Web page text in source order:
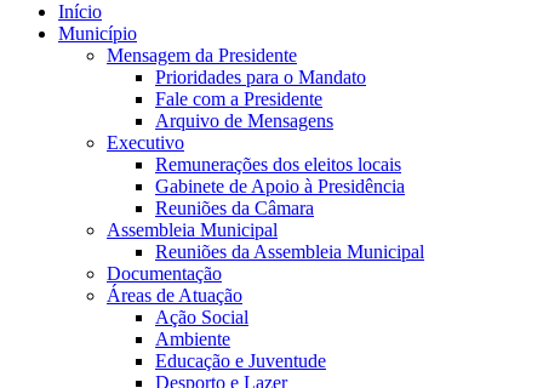
Início
Município
Mensagem da Presidente
Prioridades para o Mandato
Fale com a Presidente
Arquivo de Mensagens
Executivo
Remunerações dos eleitos locais
Gabinete de Apoio à Presidência
Reuniões da Câmara
Assembleia Municipal
Reuniões da Assembleia Municipal
Documentação
Áreas de Atuação
Ação Social
Ambiente
Educação e Juventude
Desporto e Lazer